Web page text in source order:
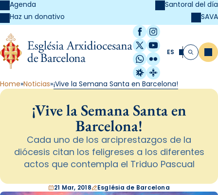
Agenda
Haz un donativo
Santoral del día
SAVA
Facebook
Instagram
X / Twitter
YouTube
WhatsApp
Flickr
Radio Estel
Catalunya
ES Buscar
Home Noticias ¡Vive la Semana Santa en Barcelona!
¡Vive la Semana Santa en
Barcelona!
Cada uno de los arciprestazgos de la
diócesis citan los feligreses a los diferentes
actos que contempla el Triduo Pascual
21 Mar, 2018 Església de Barcelona